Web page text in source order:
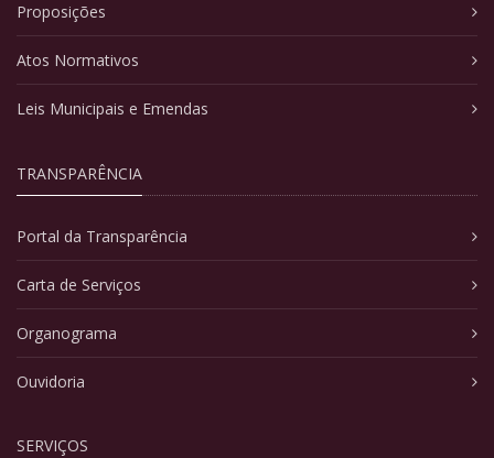
Proposições
Atos Normativos
Leis Municipais e Emendas
TRANSPARÊNCIA
Portal da Transparência
Carta de Serviços
Organograma
Ouvidoria
SERVIÇOS